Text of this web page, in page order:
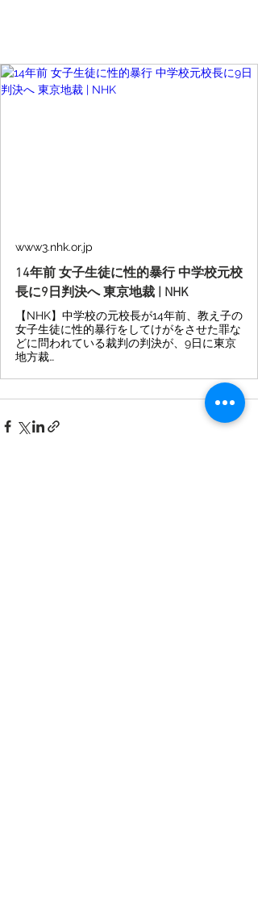
www3.nhk.or.jp
14年前 女子生徒に性的暴行 中学校元校
長に9日判決へ 東京地裁 | NHK
【NHK】中学校の元校長が14年前、教え子の
女子生徒に性的暴行をしてけがをさせた罪な
どに問われている裁判の判決が、9日に東京
地方裁…